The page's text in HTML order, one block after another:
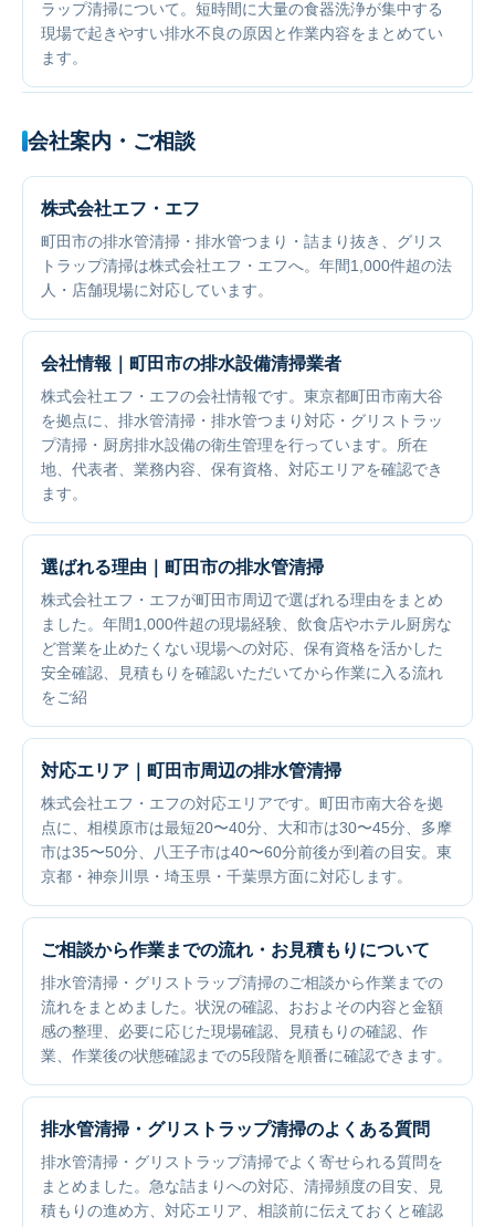
ラップ清掃について。短時間に大量の食器洗浄が集中する
現場で起きやすい排水不良の原因と作業内容をまとめてい
ます。
会社案内・ご相談
株式会社エフ・エフ
町田市の排水管清掃・排水管つまり・詰まり抜き、グリス
トラップ清掃は株式会社エフ・エフへ。年間1,000件超の法
人・店舗現場に対応しています。
会社情報｜町田市の排水設備清掃業者
株式会社エフ・エフの会社情報です。東京都町田市南大谷
を拠点に、排水管清掃・排水管つまり対応・グリストラッ
プ清掃・厨房排水設備の衛生管理を行っています。所在
地、代表者、業務内容、保有資格、対応エリアを確認でき
ます。
選ばれる理由｜町田市の排水管清掃
株式会社エフ・エフが町田市周辺で選ばれる理由をまとめ
ました。年間1,000件超の現場経験、飲食店やホテル厨房な
ど営業を止めたくない現場への対応、保有資格を活かした
安全確認、見積もりを確認いただいてから作業に入る流れ
をご紹
対応エリア｜町田市周辺の排水管清掃
株式会社エフ・エフの対応エリアです。町田市南大谷を拠
点に、相模原市は最短20〜40分、大和市は30〜45分、多摩
市は35〜50分、八王子市は40〜60分前後が到着の目安。東
京都・神奈川県・埼玉県・千葉県方面に対応します。
ご相談から作業までの流れ・お見積もりについて
排水管清掃・グリストラップ清掃のご相談から作業までの
流れをまとめました。状況の確認、おおよその内容と金額
感の整理、必要に応じた現場確認、見積もりの確認、作
業、作業後の状態確認までの5段階を順番に確認できます。
排水管清掃・グリストラップ清掃のよくある質問
排水管清掃・グリストラップ清掃でよく寄せられる質問を
まとめました。急な詰まりへの対応、清掃頻度の目安、見
積もりの進め方、対応エリア、相談前に伝えておくと確認